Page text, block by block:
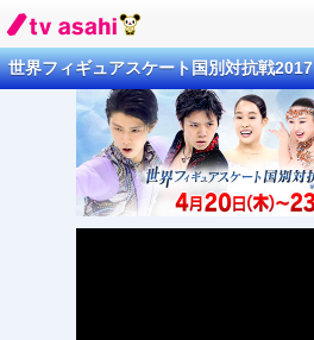
世界フィギュアスケート国別対抗戦2017